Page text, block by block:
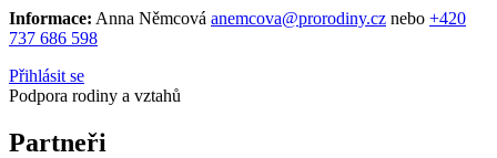
Informace: Anna Němcová anemcova@prorodiny.cz nebo +420
737 686 598
Přihlásit se
Podpora rodiny a vztahů
Partneři